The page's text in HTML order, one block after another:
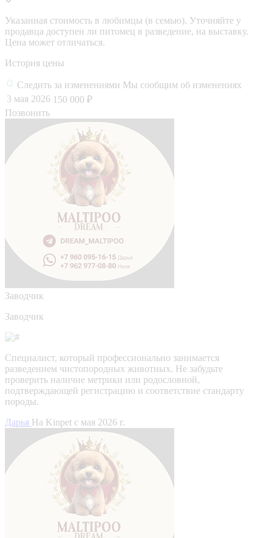
Указанная стоимость в любимцы (в семью). Уточняйте у
продавца доступен ли питомец в разведение, на выставку.
Цена может отличаться.
История цены
Следить за изменениями Мы сообщим об изменениях
3 мая 2026 150 000 ₽
Позвонить
Заводчик
Заводчик
Специалист, который профессионально занимается
разведением чистопородных животных. Не забудьте
проверить наличие метрики или родословной,
подтверждающей регистрацию и соответствие стандарту
породы.
Дарья На Kinpet c мая 2026 г.